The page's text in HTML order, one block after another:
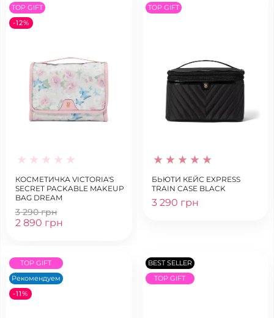
TOP GIFT
-12%
КОСМЕТИЧКА VICTORIA'S
SECRET PACKABLE MAKEUP
BAG DREAM
3 290 грн
2 890 грн
TOP GIFT
БЬЮТИ КЕЙС EXPRESS
TRAIN CASE BLACK
3 290 грн
TOP GIFT
Рекомендуем
-11%
BEST SELLER
TOP GIFT